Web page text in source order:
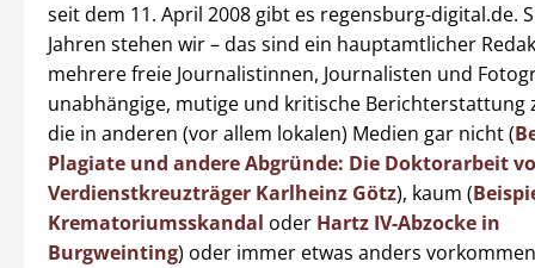
seit dem 11. April 2008 gibt es regensburg-digital.de.
Jahren stehen wir – das sind ein hauptamtlicher
mehrere freie Journalistinnen, Journalisten und
unabhängige, mutige und kritische Berichterstattung
die in anderen (vor allem lokalen) Medien gar nicht (
Plagiate und andere Abgründe: Die Doktorarbeit
Verdienstkreuzträger Karlheinz Götz), kaum (
Krematoriumsskandal oder Hartz IV-Abzocke in
Burgweinting) oder immer etwas anders